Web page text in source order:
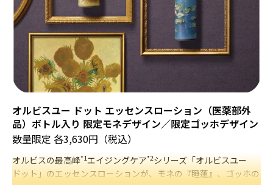
オルビスユー ドット エッセンスローション（医薬部外
品）ボトル入り 限定モネデザイン／限定ゴッホデザイン
数量限定 各3,630円（税込）
オルビスの最高峰*1エイジングケア*2シリーズ「オルビスユー
ドット」のエッセンスローションが、モネの『睡蓮』、ゴッホの